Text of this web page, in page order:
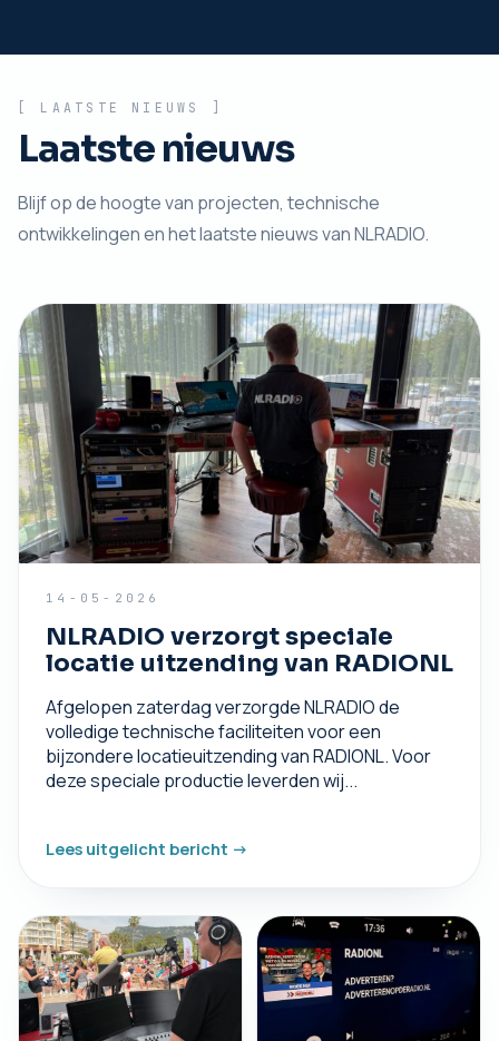
[ LAATSTE NIEUWS ]
Laatste nieuws
Blijf op de hoogte van projecten, technische
ontwikkelingen en het laatste nieuws van NLRADIO.
14-05-2026
NLRADIO verzorgt speciale
locatie uitzending van RADIONL
Afgelopen zaterdag verzorgde NLRADIO de
volledige technische faciliteiten voor een
bijzondere locatieuitzending van RADIONL. Voor
deze speciale productie leverden wij...
Lees uitgelicht bericht ->